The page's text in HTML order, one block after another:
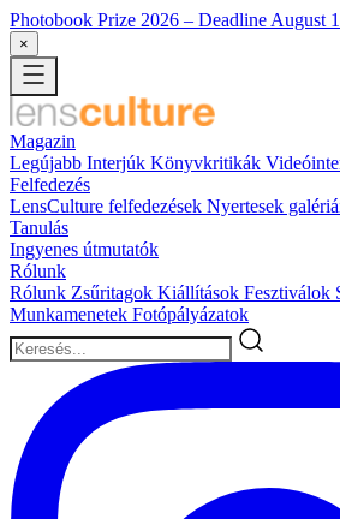
Photobook Prize 2026 – Deadline August
×
Magazin
Legújabb Interjúk Könyvkritikák
Felfedezés
LensCulture felfedezések Nyertesek
Tanulás
Ingyenes útmutatók
Rólunk
Rólunk Zsűritagok Kiállítások Fesztiválok
Munkamenetek Fotópályázatok